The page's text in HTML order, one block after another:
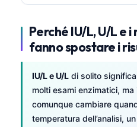
Perché IU/L, U/L e
fanno spostare i
IU/L e U/L di solito
molti esami enzimatici,
comunque cambiare
temperatura dell’analisi,